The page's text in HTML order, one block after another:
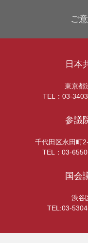
ご
日本
東京都
TEL：03-
参議
千代田区永田町
TEL：03-
国会
渋谷
TEL:03-